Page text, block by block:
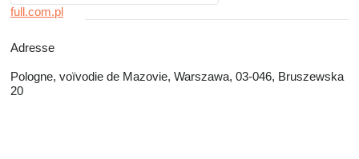
full.com.pl
Adresse
Pologne, voïvodie de Mazovie, Warszawa, 03-046, Bruszewska
20